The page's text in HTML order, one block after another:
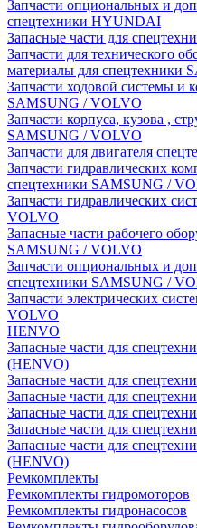
Запчасти опциональных и
спецтехники HYUNDAI
Запасные части для
Запчасти для технического
материалы для спецтехники
Запчасти ходовой системы и
SAMSUNG / VOLVO
Запчасти корпуса, кузова ,
SAMSUNG / VOLVO
Запчасти для двигателя
Запчасти гидравлических
спецтехники SAMSUNG /
Запчасти гидравлических
VOLVO
Запасные части рабочего
SAMSUNG / VOLVO
Запчасти опциональных и
спецтехники SAMSUNG /
Запчасти электрических
VOLVO
HENVO
Запасные части для
(HENVO)
Запасные части для
Запасные части для
Запасные части для
Запасные части для
Запасные части для
(HENVO)
Ремкомплекты
Ремкомплекты гидромоторов
Ремкомплекты гидронасосов